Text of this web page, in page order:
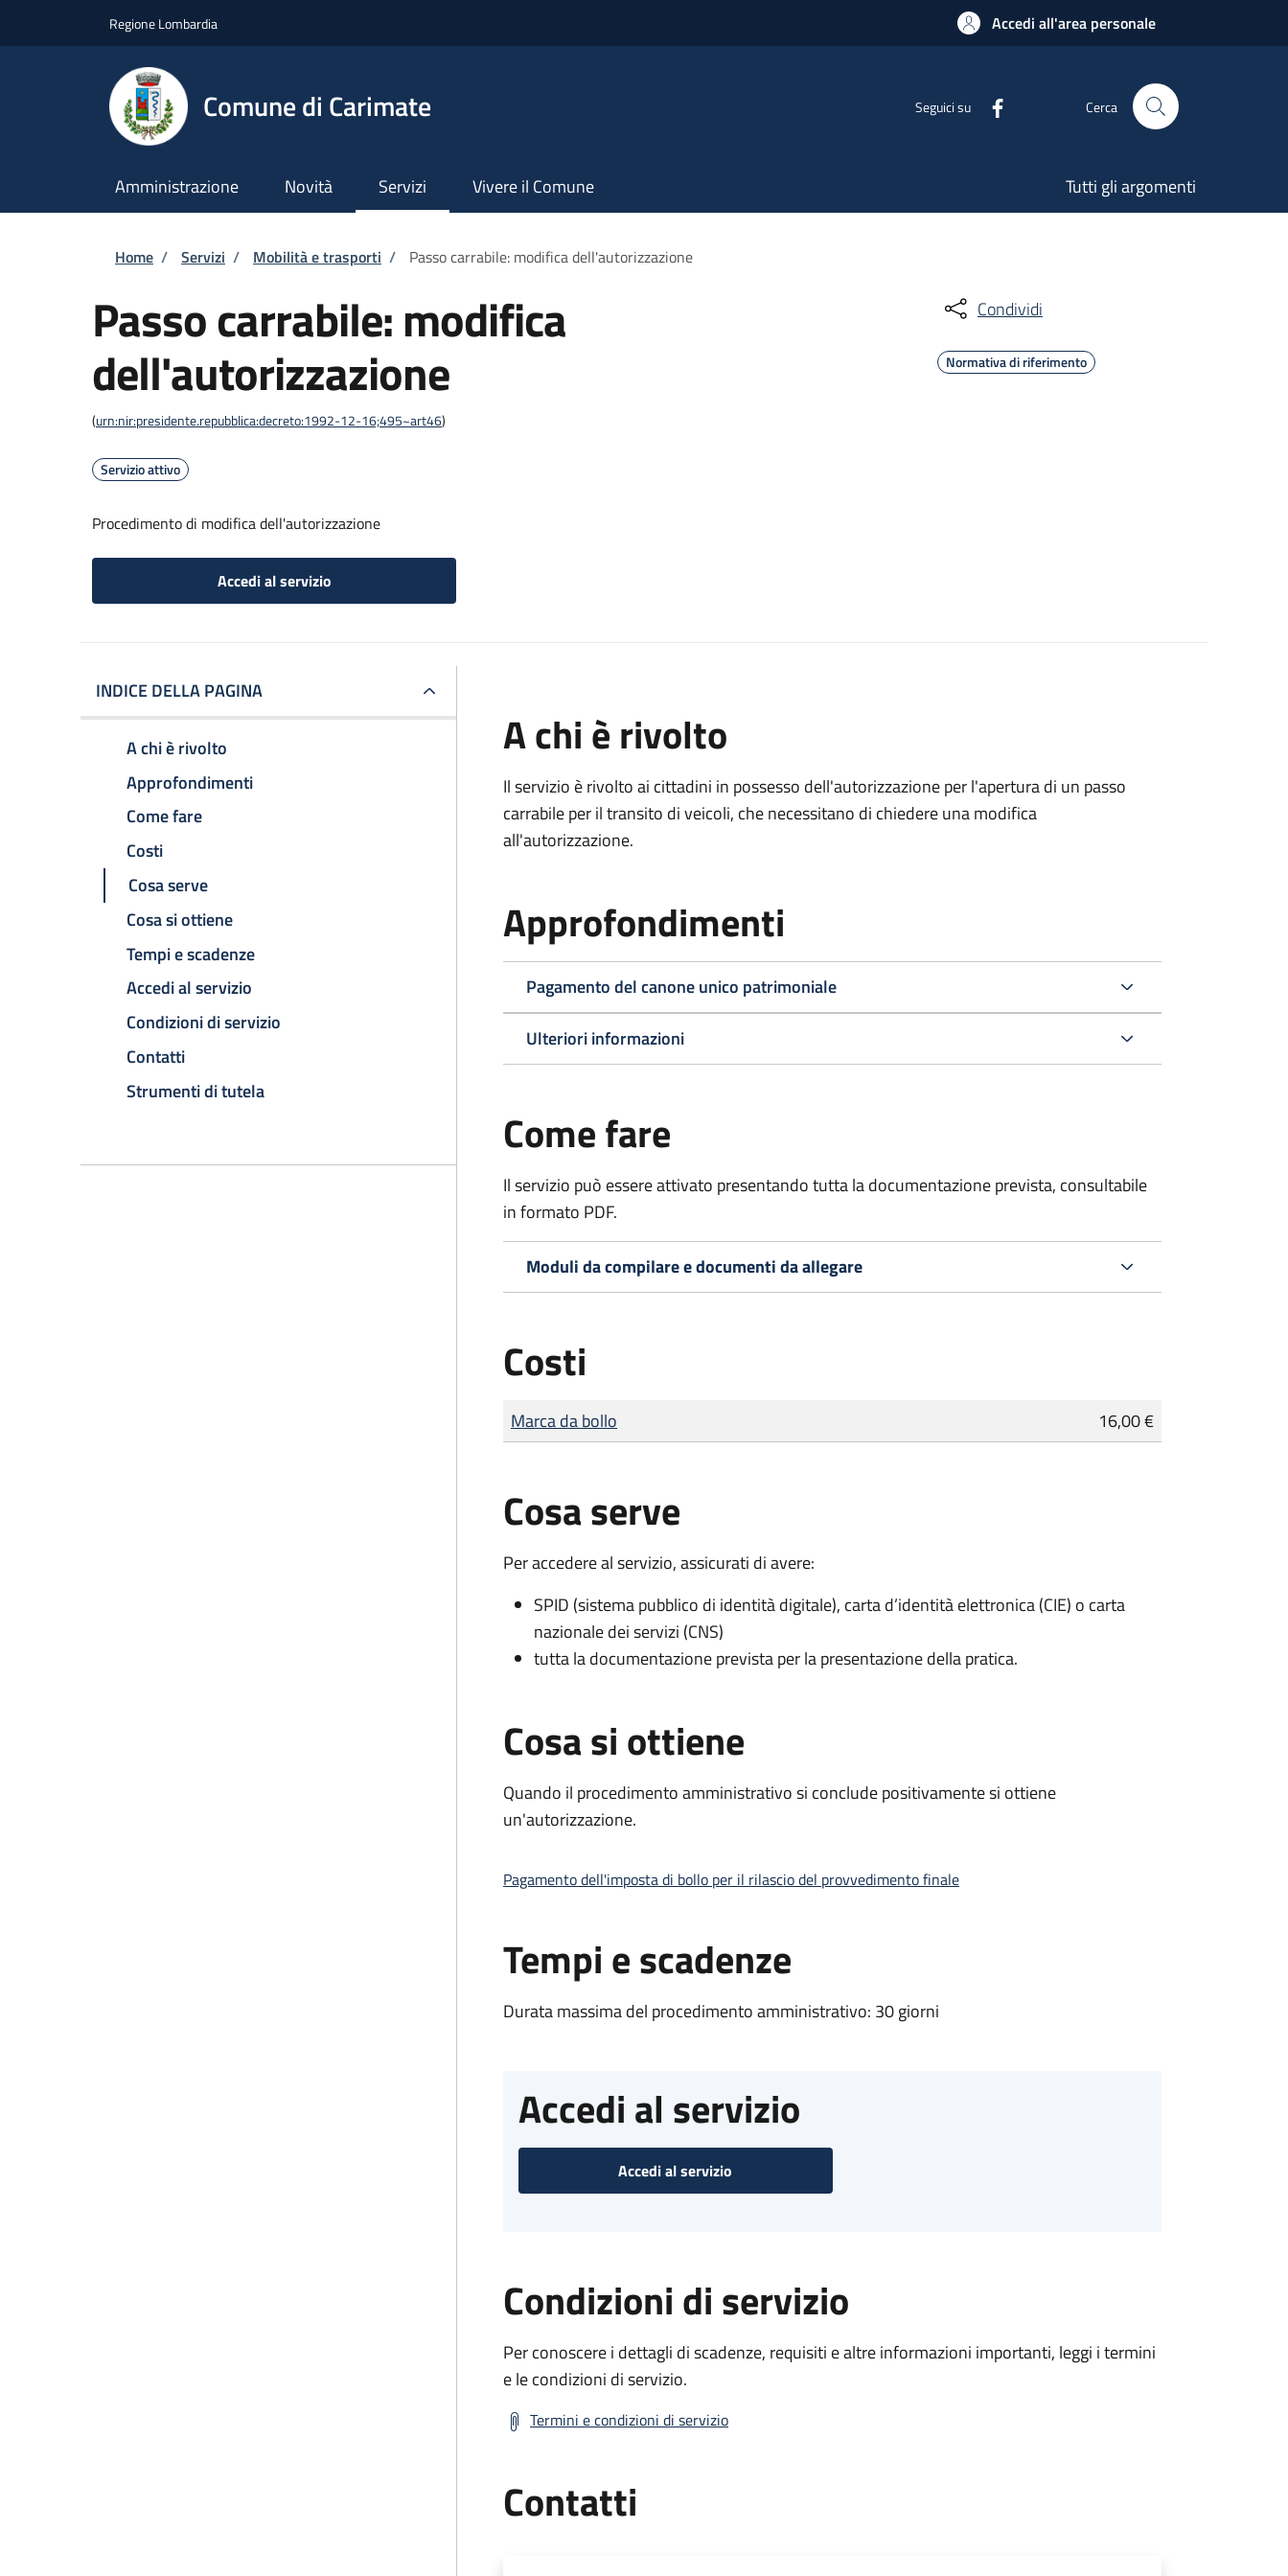
Regione Lombardia Accedi all'area personale
Comune di Carimate Seguici su Cerca
Amministrazione Novità Servizi Vivere il Comune Tutti gli argomenti
Briciole di pane
Home / Servizi / Mobilità e trasporti / Passo carrabile: modifica dell'autorizzazione
Passo carrabile: modifica
dell'autorizzazione
(urn:nir:presidente.repubblica:decreto:1992-12-16;495~art46)
Servizio attivo
Procedimento di modifica dell'autorizzazione
Accedi al servizio
Condividi
Normativa di riferimento
INDICE DELLA PAGINA
A chi è rivolto
Approfondimenti
Come fare
Costi
Cosa serve
Cosa si ottiene
Tempi e scadenze
Accedi al servizio
Condizioni di servizio
Contatti
Strumenti di tutela
A chi è rivolto
Il servizio è rivolto ai cittadini in possesso dell'autorizzazione per l'apertura di un passo
carrabile per il transito di veicoli, che necessitano di chiedere una modifica
all'autorizzazione.
Approfondimenti
Pagamento del canone unico patrimoniale
Ulteriori informazioni
Come fare
Il servizio può essere attivato presentando tutta la documentazione prevista, consultabile
in formato PDF.
Moduli da compilare e documenti da allegare
Costi
Tipo di pagamento
Importo
Marca da bollo 16,00 €
Cosa serve
Per accedere al servizio, assicurati di avere:
SPID (sistema pubblico di identità digitale), carta d’identità elettronica (CIE) o carta
nazionale dei servizi (CNS)
tutta la documentazione prevista per la presentazione della pratica.
Cosa si ottiene
Quando il procedimento amministrativo si conclude positivamente si ottiene
un'autorizzazione.
Pagamento dell'imposta di bollo per il rilascio del provvedimento finale
Tempi e scadenze
Durata massima del procedimento amministrativo: 30 giorni
Accedi al servizio
Accedi al servizio
Condizioni di servizio
Per conoscere i dettagli di scadenze, requisiti e altre informazioni importanti, leggi i termini
e le condizioni di servizio.
Termini e condizioni di servizio
Contatti